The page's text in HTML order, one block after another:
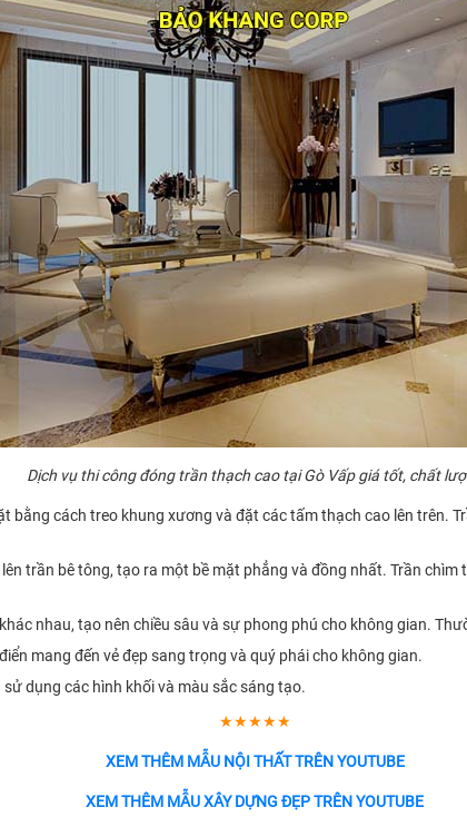
Dịch vụ thi công đóng trần thạch cao tại Gò Vấp giá tốt, chất
bằng cách treo khung xương và đặt các tấm thạch cao lên trên.
trần bê tông, tạo ra một bề mặt phẳng và đồng nhất. Trần
nhau, tạo nên chiều sâu và sự phong phú cho không gian.
mang đến vẻ đẹp sang trọng và quý phái cho không gian.
dụng các hình khối và màu sắc sáng tạo.
★★★★★
XEM THÊM MẪU NỘI THẤT TRÊN YOUTUBE
XEM THÊM MẪU XÂY DỰNG ĐẸP TRÊN YOUTUBE